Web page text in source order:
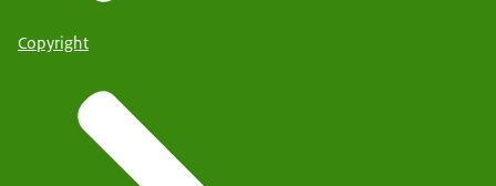
Copyright